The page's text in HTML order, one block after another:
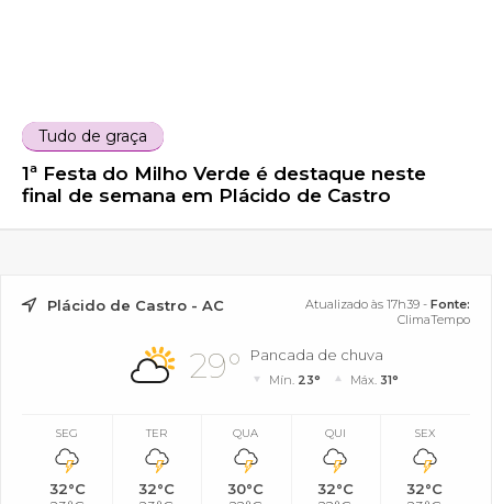
Tudo de graça
1ª Festa do Milho Verde é destaque neste
final de semana em Plácido de Castro
Plácido de Castro - AC Atualizado às 17h39 - Fonte:
ClimaTempo
29° Pancada de chuva
Mín. 23° Máx. 31°
SEG
32°C
TER
32°C
QUA
30°C
QUI
32°C
SEX
32°C